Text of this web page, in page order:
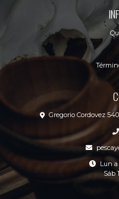
Gregorio Cordovez
Lun a
Sáb